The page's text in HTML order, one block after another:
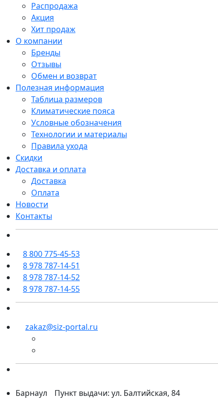
Распродажа
Акция
Хит продаж
О компании
Бренды
Отзывы
Обмен и возврат
Полезная информация
Таблица размеров
Климатические пояса
Условные обозначения
Технологии и материалы
Правила ухода
Скидки
Доставка и оплата
Доставка
Оплата
Новости
Контакты
8 800 775-45-53
8 978 787-14-51
8 978 787-14-52
8 978 787-14-55
zakaz@siz-portal.ru
Барнаул Пункт выдачи: ул. Балтийская, 84